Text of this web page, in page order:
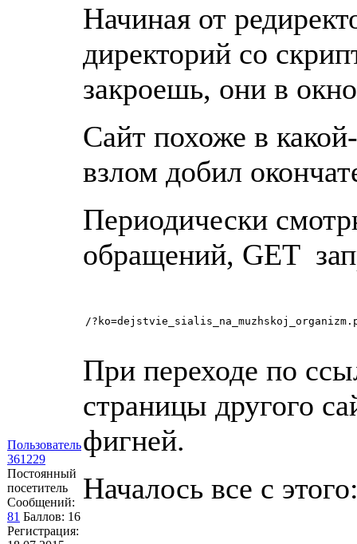
Пользователь
361229
Постоянный
посетитель
Сообщений:
81 Баллов: 16
Регистрация:
Начиная от
директорий со
закроешь, они в
Сайт похоже в
взлом добил
Периодически
обращений, GET
При переходе по
страницы другого
фигней.
Началось все с